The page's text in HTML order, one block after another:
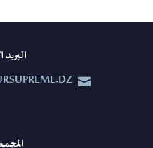
البريد

